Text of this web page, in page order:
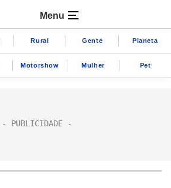
Menu
Rural Gente Planeta
Motorshow Mulher Pet